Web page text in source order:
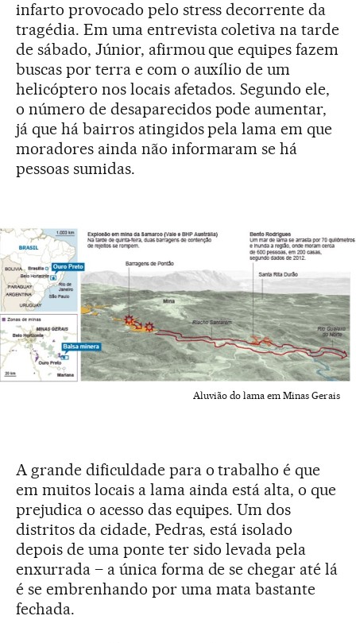
infarto provocado pelo stress decorrente da
tragédia. Em uma entrevista coletiva na tarde
de sábado, Júnior, afirmou que equipes fazem
buscas por terra e com o auxílio de um
helicóptero nos locais afetados. Segundo ele,
o número de desaparecidos pode aumentar,
já que há bairros atingidos pela lama em que
moradores ainda não informaram se há
pessoas sumidas.
Aluvião do lama em Minas Gerais
A grande dificuldade para o trabalho é que
em muitos locais a lama ainda está alta, o que
prejudica o acesso das equipes. Um dos
distritos da cidade, Pedras, está isolado
depois de uma ponte ter sido levada pela
enxurrada – a única forma de se chegar até lá
é se embrenhando por uma mata bastante
fechada.